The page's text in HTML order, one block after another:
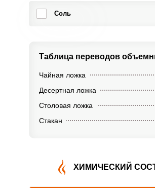
Соль
Таблица переводов
Чайная ложка
Десертная ложка
Столовая ложка
Стакан
ХИМИЧЕСКИЙ